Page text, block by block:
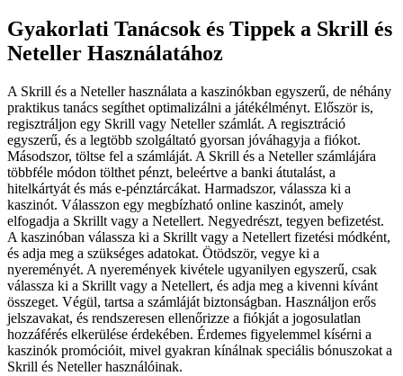
Gyakorlati Tanácsok és Tippek a Skrill és
Neteller Használatához
A Skrill és a Neteller használata a kaszinókban egyszerű, de néhány
praktikus tanács segíthet optimalizálni a játékélményt. Először is,
regisztráljon egy Skrill vagy Neteller számlát. A regisztráció
egyszerű, és a legtöbb szolgáltató gyorsan jóváhagyja a fiókot.
Másodszor, töltse fel a számláját. A Skrill és a Neteller számlájára
többféle módon tölthet pénzt, beleértve a banki átutalást, a
hitelkártyát és más e-pénztárcákat. Harmadszor, válassza ki a
kaszinót. Válasszon egy megbízható online kaszinót, amely
elfogadja a Skrillt vagy a Netellert. Negyedrészt, tegyen befizetést.
A kaszinóban válassza ki a Skrillt vagy a Netellert fizetési módként,
és adja meg a szükséges adatokat. Ötödször, vegye ki a
nyereményét. A nyeremények kivétele ugyanilyen egyszerű, csak
válassza ki a Skrillt vagy a Netellert, és adja meg a kivenni kívánt
összeget. Végül, tartsa a számláját biztonságban. Használjon erős
jelszavakat, és rendszeresen ellenőrizze a fiókját a jogosulatlan
hozzáférés elkerülése érdekében. Érdemes figyelemmel kísérni a
kaszinók promócióit, mivel gyakran kínálnak speciális bónuszokat a
Skrill és Neteller használóinak.